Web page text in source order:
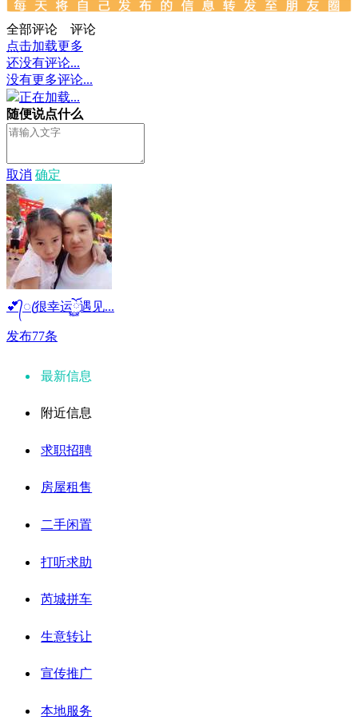
全部评论
评论
点击加载更多
还没有评论...
没有更多评论...
正在加载...
随便说点什么
取消 确定
💕᭄ꦿ很幸运ོ࿆遇见...
发布77条
最新信息
附近信息
求职招聘
房屋租售
二手闲置
打听求助
芮城拼车
生意转让
宣传推广
本地服务